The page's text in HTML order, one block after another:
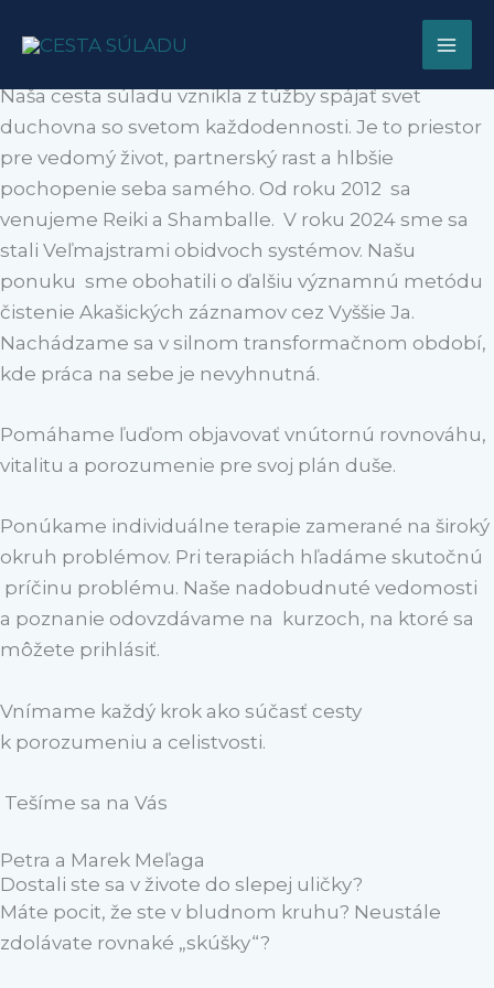
Naša cesta súladu vznikla z túžby spájať svet
duchovna so svetom každodennosti. Je to priestor
pre vedomý život, partnerský rast a hlbšie
pochopenie seba samého. Od roku 2012 sa
venujeme Reiki a Shamballe. V roku 2024 sme sa
stali Veľmajstrami obidvoch systémov. Našu
ponuku sme obohatili o ďalšiu významnú metódu
čistenie Akašických záznamov cez Vyššie Ja.
Nachádzame sa v silnom transformačnom období,
kde práca na sebe je nevyhnutná.
Pomáhame ľuďom objavovať vnútornú rovnováhu,
vitalitu a porozumenie pre svoj plán duše.
Ponúkame individuálne terapie zamerané na široký
okruh problémov. Pri terapiách hľadáme skutočnú
príčinu problému. Naše nadobudnuté vedomosti
a poznanie odovzdávame na kurzoch, na ktoré sa
môžete prihlásiť.
Vnímame každý krok ako súčasť cesty
k porozumeniu a celistvosti.
Tešíme sa na Vás
Petra a Marek Meľaga
Dostali ste sa v živote do slepej uličky?
Máte pocit, že ste v bludnom kruhu? Neustále
zdolávate rovnaké „skúšky“?